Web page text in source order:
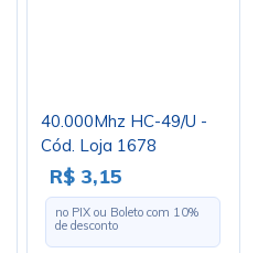
40.000Mhz HC-49/U -
Cód. Loja 1678
R$ 3,15
no PIX ou Boleto com 10%
de desconto